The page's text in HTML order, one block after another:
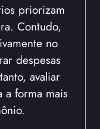
priorizam
Contudo,
no
despesas
avaliar
a forma mais